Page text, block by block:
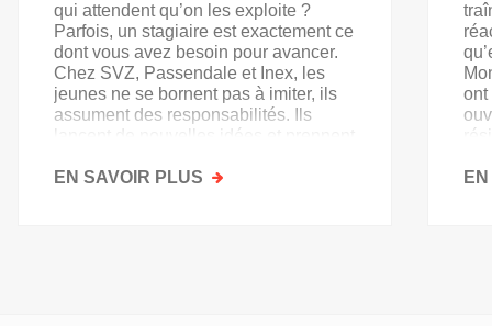
qui attendent qu’on les exploite ?
Parfois, un stagiaire est exactement ce
dont vous avez besoin pour avancer.
Chez SVZ, Passendale et Inex, les
jeunes ne se bornent pas à imiter, ils
assument des responsabilités. Ils
lancent de nouvelles idées et prennent
EN SAVOIR PLUS SUR
ont